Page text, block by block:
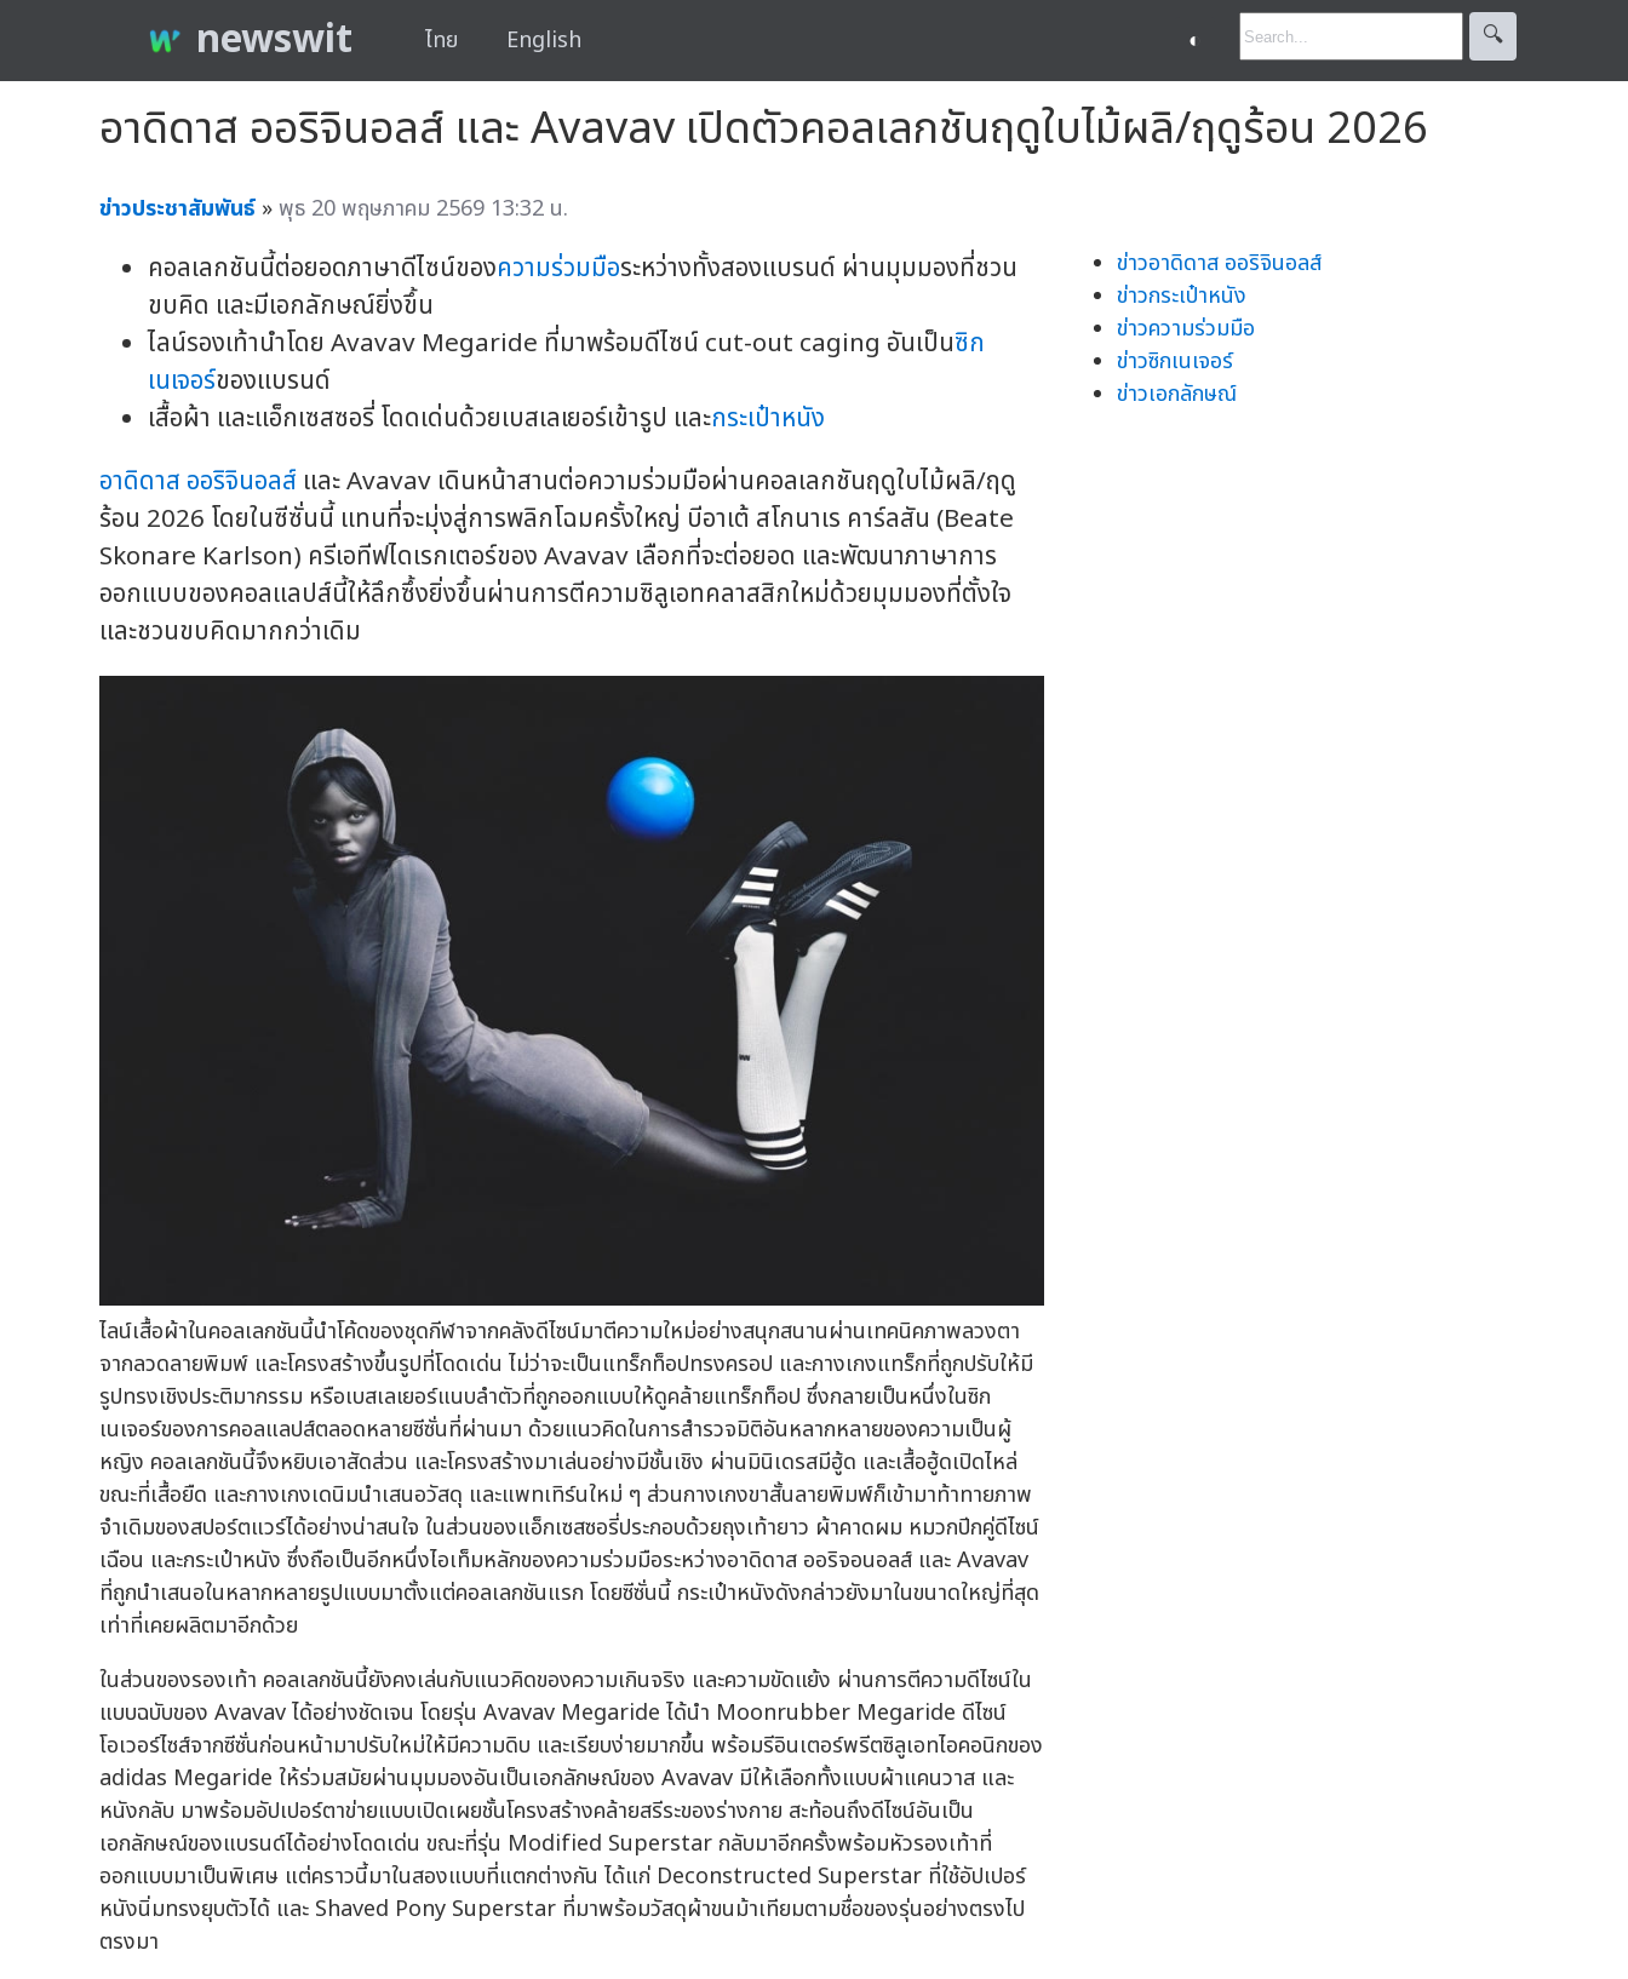
newswit ไทย English ◐ 🔍︎
อาดิดาส ออริจินอลส์ และ Avavav เปิดตัวคอลเลกชันฤดูใบไม้ผลิ/ฤดูร้อน 2026
ข่าวประชาสัมพันธ์ »พุธ 20 พฤษภาคม 2569 13:32 น.
คอลเลกชันนี้ต่อยอดภาษาดีไซน์ของความร่วมมือระหว่างทั้งสองแบรนด์ ผ่านมุมมองที่ชวน
ขบคิด และมีเอกลักษณ์ยิ่งขึ้น
ไลน์รองเท้านำโดย Avavav Megaride ที่มาพร้อมดีไซน์ cut-out caging อันเป็นซิก
เนเจอร์ของแบรนด์
เสื้อผ้า และแอ็กเซสซอรี่ โดดเด่นด้วยเบสเลเยอร์เข้ารูป และกระเป๋าหนัง
อาดิดาส ออริจินอลส์ และ Avavav เดินหน้าสานต่อความร่วมมือผ่านคอลเลกชันฤดูใบไม้ผลิ/ฤดู
ร้อน 2026 โดยในซีซั่นนี้ แทนที่จะมุ่งสู่การพลิกโฉมครั้งใหญ่ บีอาเต้ สโกนาเร คาร์ลสัน (Beate
Skonare Karlson) ครีเอทีฟไดเรกเตอร์ของ Avavav เลือกที่จะต่อยอด และพัฒนาภาษาการ
ออกแบบของคอลแลปส์นี้ให้ลึกซึ้งยิ่งขึ้นผ่านการตีความซิลูเอทคลาสสิกใหม่ด้วยมุมมองที่ตั้งใจ
และชวนขบคิดมากกว่าเดิม
ไลน์เสื้อผ้าในคอลเลกชันนี้นำโค้ดของชุดกีฬาจากคลังดีไซน์มาตีความใหม่อย่างสนุกสนานผ่านเทคนิคภาพลวงตา
จากลวดลายพิมพ์ และโครงสร้างขึ้นรูปที่โดดเด่น ไม่ว่าจะเป็นแทร็กท็อปทรงครอป และกางเกงแทร็กที่ถูกปรับให้มี
รูปทรงเชิงประติมากรรม หรือเบสเลเยอร์แนบลำตัวที่ถูกออกแบบให้ดูคล้ายแทร็กท็อป ซึ่งกลายเป็นหนึ่งในซิก
เนเจอร์ของการคอลแลปส์ตลอดหลายซีซั่นที่ผ่านมา ด้วยแนวคิดในการสำรวจมิติอันหลากหลายของความเป็นผู้
หญิง คอลเลกชันนี้จึงหยิบเอาสัดส่วน และโครงสร้างมาเล่นอย่างมีชั้นเชิง ผ่านมินิเดรสมีฮู้ด และเสื้อฮู้ดเปิดไหล่
ขณะที่เสื้อยืด และกางเกงเดนิมนำเสนอวัสดุ และแพทเทิร์นใหม่ ๆ ส่วนกางเกงขาสั้นลายพิมพ์ก็เข้ามาท้าทายภาพ
จำเดิมของสปอร์ตแวร์ได้อย่างน่าสนใจ ในส่วนของแอ็กเซสซอรี่ประกอบด้วยถุงเท้ายาว ผ้าคาดผม หมวกปีกคู่ดีไซน์
เฉือน และกระเป๋าหนัง ซึ่งถือเป็นอีกหนึ่งไอเท็มหลักของความร่วมมือระหว่างอาดิดาส ออริจอนอลส์ และ Avavav
ที่ถูกนำเสนอในหลากหลายรูปแบบมาตั้งแต่คอลเลกชันแรก โดยซีซั่นนี้ กระเป๋าหนังดังกล่าวยังมาในขนาดใหญ่ที่สุด
เท่าที่เคยผลิตมาอีกด้วย
ในส่วนของรองเท้า คอลเลกชันนี้ยังคงเล่นกับแนวคิดของความเกินจริง และความขัดแย้ง ผ่านการตีความดีไซน์ใน
แบบฉบับของ Avavav ได้อย่างชัดเจน โดยรุ่น Avavav Megaride ได้นำ Moonrubber Megaride ดีไซน์
โอเวอร์ไซส์จากซีซั่นก่อนหน้ามาปรับใหม่ให้มีความดิบ และเรียบง่ายมากขึ้น พร้อมรีอินเตอร์พรีตซิลูเอทไอคอนิกของ
adidas Megaride ให้ร่วมสมัยผ่านมุมมองอันเป็นเอกลักษณ์ของ Avavav มีให้เลือกทั้งแบบผ้าแคนวาส และ
หนังกลับ มาพร้อมอัปเปอร์ตาข่ายแบบเปิดเผยชั้นโครงสร้างคล้ายสรีระของร่างกาย สะท้อนถึงดีไซน์อันเป็น
เอกลักษณ์ของแบรนด์ได้อย่างโดดเด่น ขณะที่รุ่น Modified Superstar กลับมาอีกครั้งพร้อมหัวรองเท้าที่
ออกแบบมาเป็นพิเศษ แต่คราวนี้มาในสองแบบที่แตกต่างกัน ได้แก่ Deconstructed Superstar ที่ใช้อัปเปอร์
หนังนิ่มทรงยุบตัวได้ และ Shaved Pony Superstar ที่มาพร้อมวัสดุผ้าขนม้าเทียมตามชื่อของรุ่นอย่างตรงไป
ตรงมา
ข่าวอาดิดาส ออริจินอลส์
ข่าวกระเป๋าหนัง
ข่าวความร่วมมือ
ข่าวซิกเนเจอร์
ข่าวเอกลักษณ์